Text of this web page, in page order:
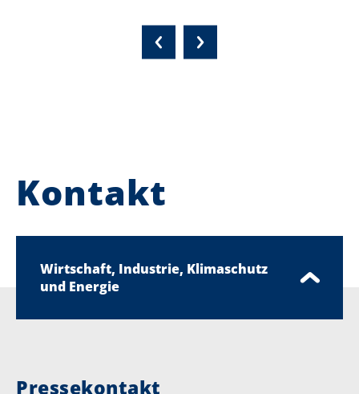
Kontakt
Wirtschaft, Industrie, Klimaschutz
und Energie
Pressekontakt